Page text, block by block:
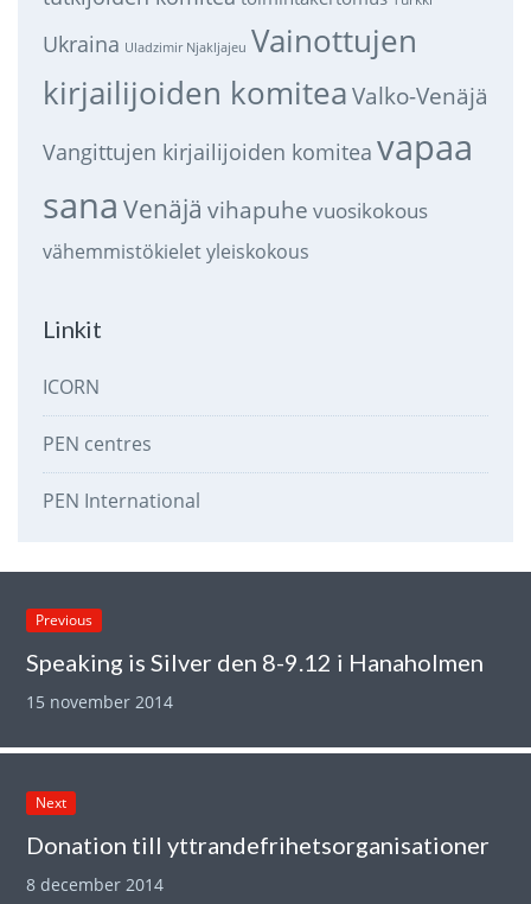
Ukraina Uladzimir Njakljajeu Vainottujen
kirjailijoiden komitea Valko-Venäjä
Vangittujen kirjailijoiden komitea vapaa
sana Venäjä vihapuhe vuosikokous
vähemmistökieletyleiskokous
Linkit
ICORN
PEN centres
PEN International
Previous
Speaking is Silver den 8-9.12 i Hanaholmen
15 november 2014
Next
Donation till yttrandefrihetsorganisationer
8 december 2014